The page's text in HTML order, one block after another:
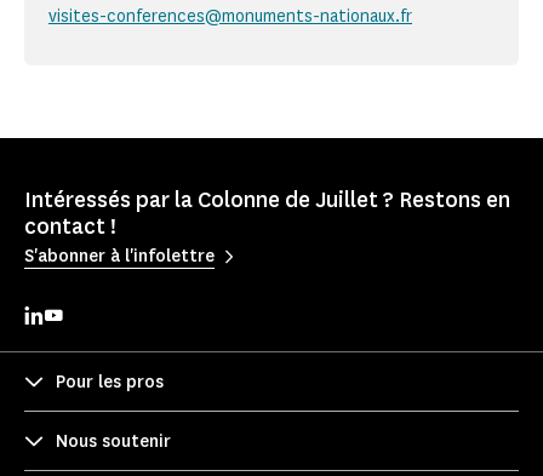
visites-conferences@monuments-nationaux.fr
Intéressés par la Colonne de Juillet ? Restons en
contact !
S'abonner à l'infolettre
Pour les pros
Nous soutenir